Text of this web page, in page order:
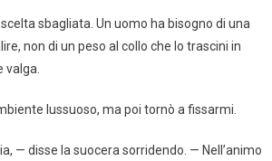
sbagliata. Un uomo ha bisogno di una
non di un peso al collo che lo trascini in
valga.
lussuoso, ma poi tornò a fissarmi.
— disse la suocera sorridendo. — Nell’animo